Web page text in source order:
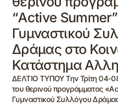
“Active
Γυμναστικού
Δράμας στο
Κατάστημα
ΔΕΛΤΙΟ ΤΥΠΟΥ Την Τρίτη 04-
του θερινού προγράμματος
Γυμναστικού Συλλόγου